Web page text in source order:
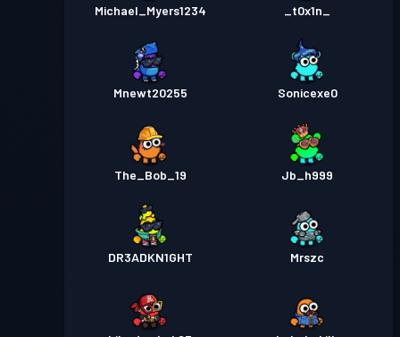
Michael_Myers1234 _t0x1n_
Mnewt20255 Sonicexe0
The_Bob_19 Jb_h999
DR3ADKN1GHT Mrszc